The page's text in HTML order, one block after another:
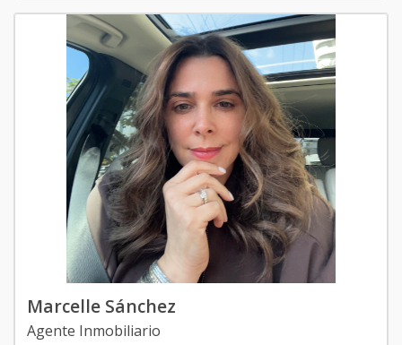
Marcelle Sánchez
Agente Inmobiliario